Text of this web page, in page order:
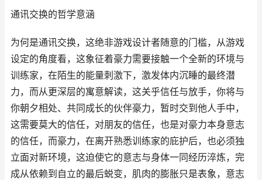
通讯交换的哲学意涵
为何是通讯交换，这绝非游戏设计者随意的门槛，从游戏
设定的角度看，这象征着豪力需要接触一个全新的环境与
训练家，在陌生的能量刺激下，激发体内沉睡的最终潜
力，而从更深层的寓意解读，这关乎信任与放手，你将与
你朝夕相处、共同成长的伙伴豪力，暂时交到他人手中，
这需要莫大的信任，对朋友的信任，也是对豪力本身意志
的信任，而豪力，在离开熟悉训练家的庇护后，也必须独
立面对新环境，这迫使它的意志与身体一同经历淬炼，完
成从依赖到自立的最后蜕变，肌肉的膨胀只是表象，意志